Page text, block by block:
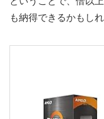
も納得できるかもしれ